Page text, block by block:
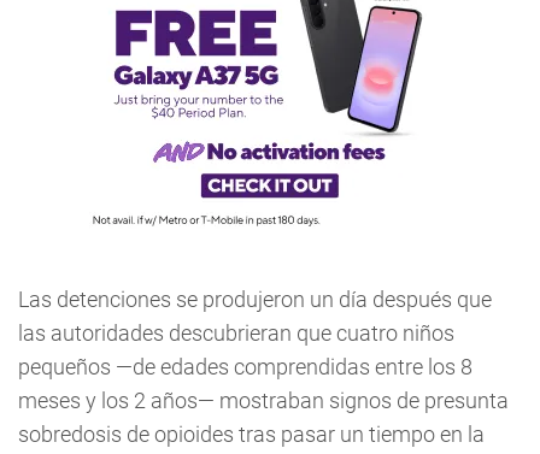
Las detenciones se produjeron un día después que
las autoridades descubrieran que cuatro niños
pequeños —de edades comprendidas entre los 8
meses y los 2 años— mostraban signos de presunta
sobredosis de opioides tras pasar un tiempo en la